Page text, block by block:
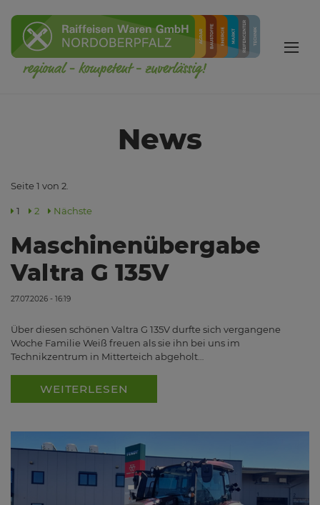
News
Seite 1 von 2.
1 2 Nächste
Maschinenübergabe
Valtra G 135V
27.07.2026 - 16:19
Über diesen schönen Valtra G 135V durfte sich vergangene
Woche Familie Weiß freuen als sie ihn bei uns im
Technikzentrum in Mitterteich abgeholt…
WEITERLESEN